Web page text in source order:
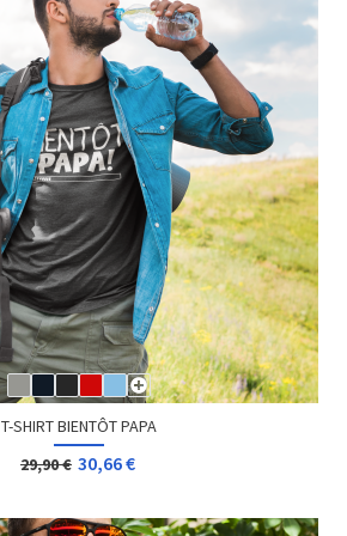
T-SHIRT BIENTÔT PAPA
29,90 € 30,66 €